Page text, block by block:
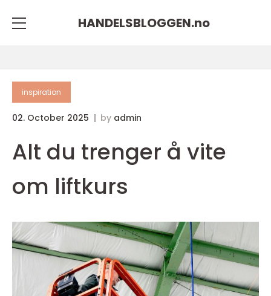
HANDELSBLOGGEN.no
inspiration
02. October 2025 by admin
Alt du trenger å vite
om liftkurs